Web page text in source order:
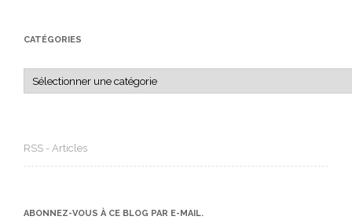
CATÉGORIES
Catégories
RSS - Articles
ABONNEZ-VOUS À CE BLOG PAR E-MAIL.